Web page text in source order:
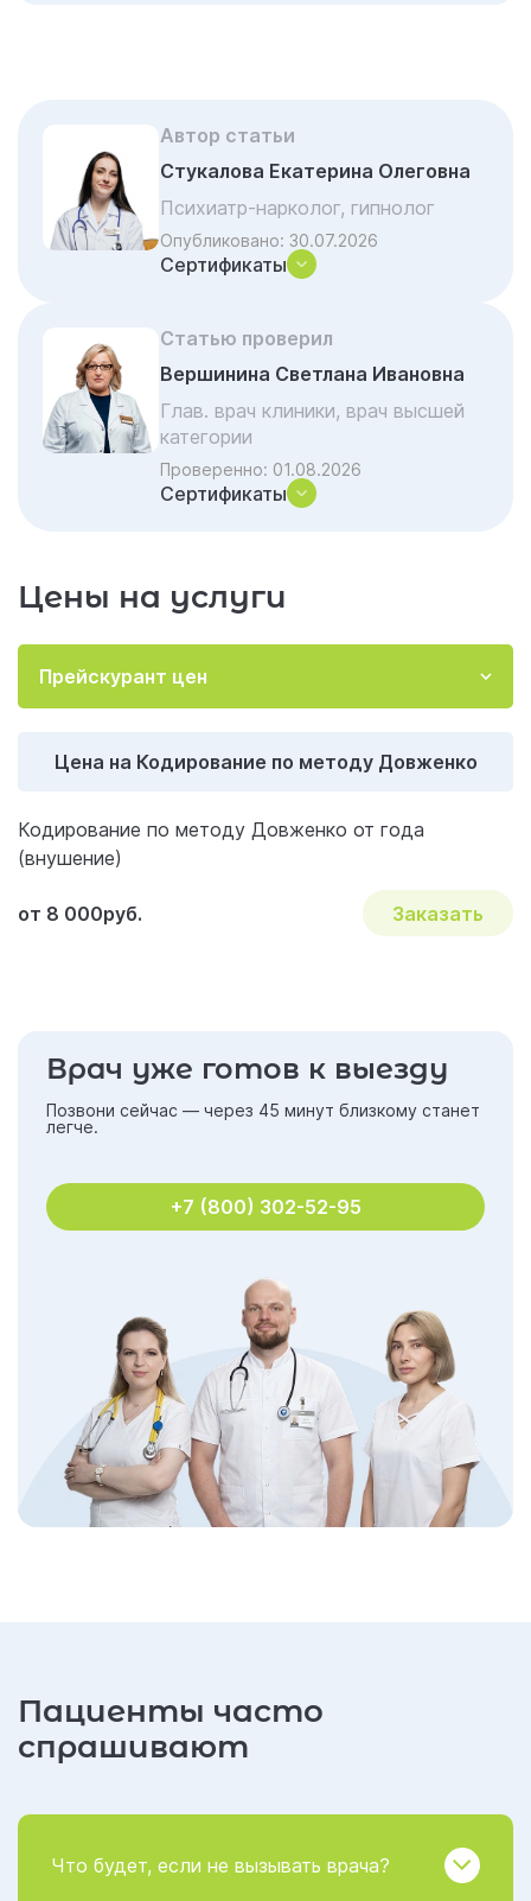
Мнение главного врача
Условия для успешной кодировки
Цена кодирования по методу Довженко в
Санкт-Петербурге
Отзывы об услуге «Кодирование по
Акции и скидки на лечение
Важные вопросы и ответы по наркологии
Автор статьи
Стукалова Екатерина Олеговна
Психиатр-нарколог, гипнолог
Опубликовано: 30.07.2026
Сертификаты
Статью проверил
Вершинина Светлана Ивановна
Глав. врач клиники, врач высшей
категории
Проверенно: 01.08.2026
Сертификаты
Цены на услуги
Прейскурант цен
Цена на Кодирование по методу Довженко
Кодирование по методу Довженко от года
(внушение)
от 8 000руб. Заказать
Врач уже готов к выезду
Позвони сейчас — через 45 минут близкому станет
легче.
+7 (800) 302-52-95
Пациенты часто
спрашивают
Что будет, если не вызывать врача?